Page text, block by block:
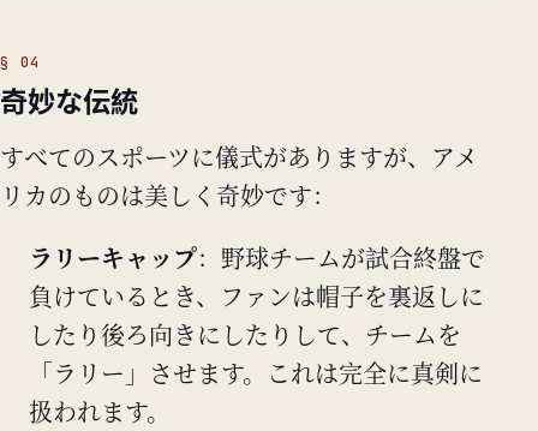
奇妙な伝統
すべてのスポーツに儀式がありますが、アメ
リカのものは美しく奇妙です：
ラリーキャップ ：野球チームが試合終盤で
負けているとき、ファンは帽子を裏返しに
したり後ろ向きにしたりして、チームを
「ラリー」させます。これは完全に真剣に
扱われます。